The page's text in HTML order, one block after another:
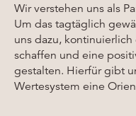
Wir verstehen uns als
Um das tagtäglich
uns dazu,
schaffen und eine
gestalten. Hierfür gibt
Wertesystem eine